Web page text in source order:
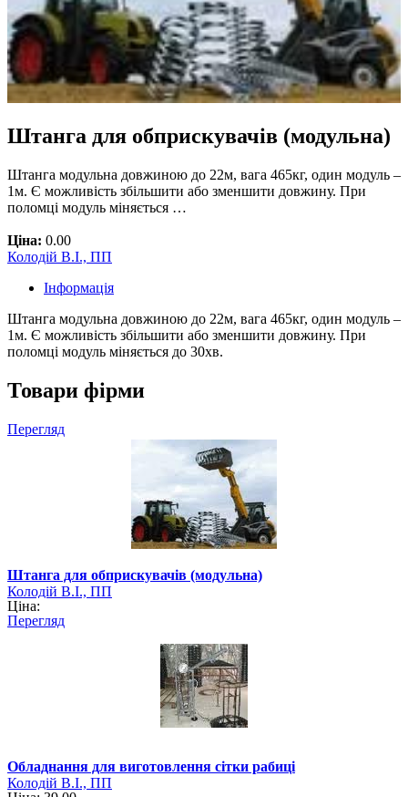
Штанга для обприскувачів (модульна)
Штанга модульна довжиною до 22м, вага 465кг, один модуль –
1м. Є можливість збільшити або зменшити довжину. При
поломці модуль міняється …
Ціна: 0.00
Колодій В.І., ПП
Інформація
Штанга модульна довжиною до 22м, вага 465кг, один модуль –
1м. Є можливість збільшити або зменшити довжину. При
поломці модуль міняється до 30хв.
Товари фірми
Перегляд
Штанга для обприскувачів (модульна)
Колодій В.І., ПП
Ціна:
Перегляд
Обладнання для виготовлення сітки рабиці
Колодій В.І., ПП